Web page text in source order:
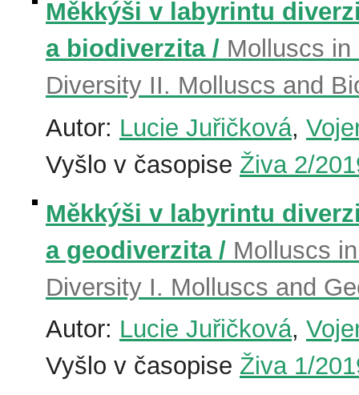
Měkkýši v labyrintu
a biodiverzita / Molluscs
Diversity II. Molluscs and
Autor: Lucie Juřičková,
Vyšlo v časopise Živa 2/
Měkkýši v labyrintu
a geodiverzita / Molluscs
Diversity I. Molluscs and
Autor: Lucie Juřičková,
Vyšlo v časopise Živa 1/